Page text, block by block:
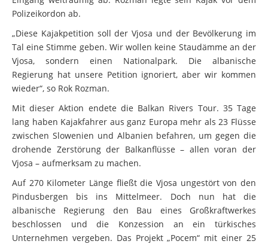
Polizeikordon ab.
„Diese Kajakpetition soll der Vjosa und der Bevölkerung im
Tal eine Stimme geben. Wir wollen keine Staudämme an der
Vjosa, sondern einen Nationalpark. Die albanische
Regierung hat unsere Petition ignoriert, aber wir kommen
wieder“, so Rok Rozman.
Mit dieser Aktion endete die Balkan Rivers Tour. 35 Tage
lang haben Kajakfahrer aus ganz Europa mehr als 23 Flüsse
zwischen Slowenien und Albanien befahren, um gegen die
drohende Zerstörung der Balkanflüsse – allen voran der
Vjosa – aufmerksam zu machen.
Auf 270 Kilometer Länge fließt die Vjosa ungestört von den
Pindusbergen bis ins Mittelmeer. Doch nun hat die
albanische Regierung den Bau eines Großkraftwerkes
beschlossen und die Konzession an ein türkisches
Unternehmen vergeben. Das Projekt „Pocem“ mit einer 25